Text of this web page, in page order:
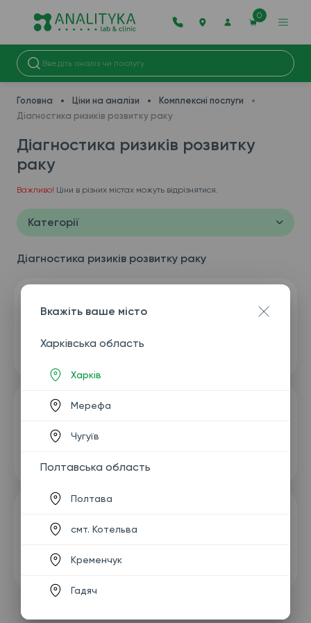
0
Головна Ціни на аналізи
Комплексні послуги
Діагностика ризиків розвитку раку
Діагностика ризиків розвитку
раку
Важливо! Ціни в різних містах можуть відрізнятися.
Категорії
Діагностика ризиків розвитку раку
Вкажіть ваше місто
Харківська область
Харків
Мерефа
Чугуїв
Полтавська область
Полтава
смт. Котельва
Кременчук
Гадяч